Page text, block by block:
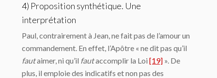
4) Proposition synthétique. Une
interprétation
Paul, contrairement à Jean, ne fait pas de l’amour un
commandement. En effet, l’Apôtre « ne dit pas qu’il
fautaimer, ni qu’il fautaccomplir la Loi [19] ». De
plus, il emploie des indicatifs et non pas des